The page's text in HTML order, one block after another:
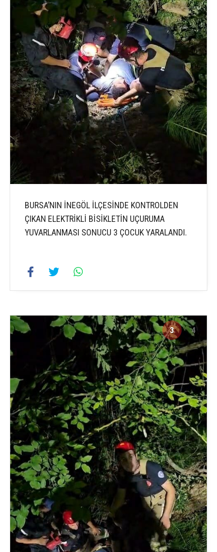
BURSA’NIN İNEGÖL İLÇESİNDE KONTROLDEN
ÇIKAN ELEKTRİKLİ BİSİKLETİN UÇURUMA
YUVARLANMASI SONUCU 3 ÇOCUK YARALANDI.
3 4